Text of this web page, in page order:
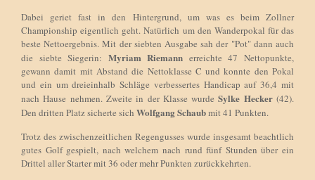
Dabei geriet fast in den Hintergrund, um was es beim Zollner
Championship eigentlich geht. Natürlich um den Wanderpokal für das
beste Nettoergebnis. Mit der siebten Ausgabe sah der "Pot" dann auch
die siebte Siegerin: Myriam Riemann erreichte 47 Nettopunkte,
gewann damit mit Abstand die Nettoklasse C und konnte den Pokal
und ein um dreieinhalb Schläge verbessertes Handicap auf 36,4 mit
nach Hause nehmen. Zweite in der Klasse wurdeSylke Hecker(42).
Den dritten Platz sicherte sich Wolfgang Schaubmit 41 Punkten.
Trotz des zwischenzeitlichen Regengusses wurde insgesamt beachtlich
gutes Golf gespielt, nach welchem nach rund fünf Stunden über ein
Drittel aller Starter mit 36 oder mehr Punkten zurückkehrten.